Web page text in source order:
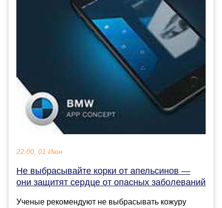
22:00, 01 Июн
Не выбрасывайте корки от апельсинов —
они защитят сердце от опасных заболеваний
Ученые рекомендуют не выбрасывать кожуру